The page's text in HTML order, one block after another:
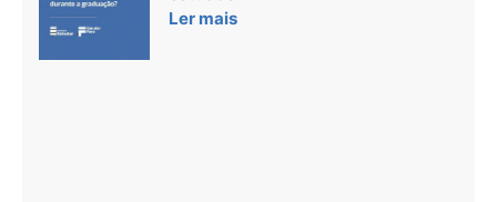
Ler mais